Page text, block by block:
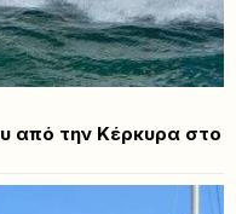
από την Κέρκυρα στο